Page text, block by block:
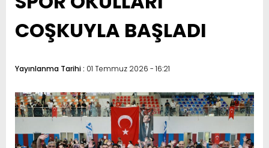
COŞKUYLA BAŞLADI
Yayınlanma Tarihi : 01 Temmuz 2026 - 16:21